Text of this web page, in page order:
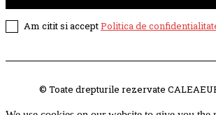
Am citit si acceptPolitica de
© Toate drepturile rezervate